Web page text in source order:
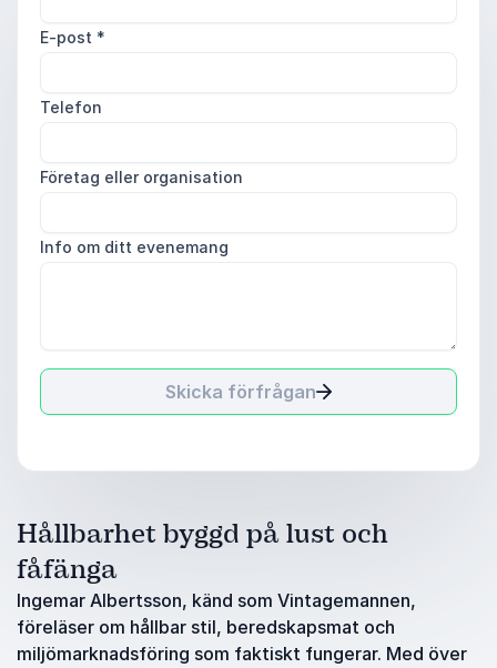
E-post *
Telefon
Företag eller organisation
Info om ditt evenemang
Skicka förfrågan
Hållbarhet byggd på lust och
fåfänga
Ingemar Albertsson, känd som Vintagemannen,
föreläser om hållbar stil, beredskapsmat och
miljömarknadsföring som faktiskt fungerar. Med över